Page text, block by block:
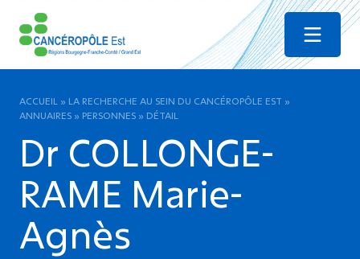
Menu
ACCUEIL » LA RECHERCHE AU SEIN DU CANCÉROPÔLE EST »
ANNUAIRES » PERSONNES » DÉTAIL
Dr COLLONGE-
RAME Marie-
Agnès